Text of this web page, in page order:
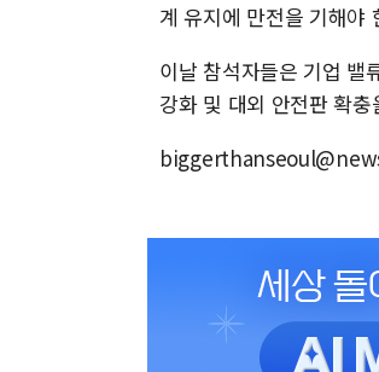
계 유지에 만전을 기해야
이날 참석자들은 기업 밸
강화 및 대외 안전판 확